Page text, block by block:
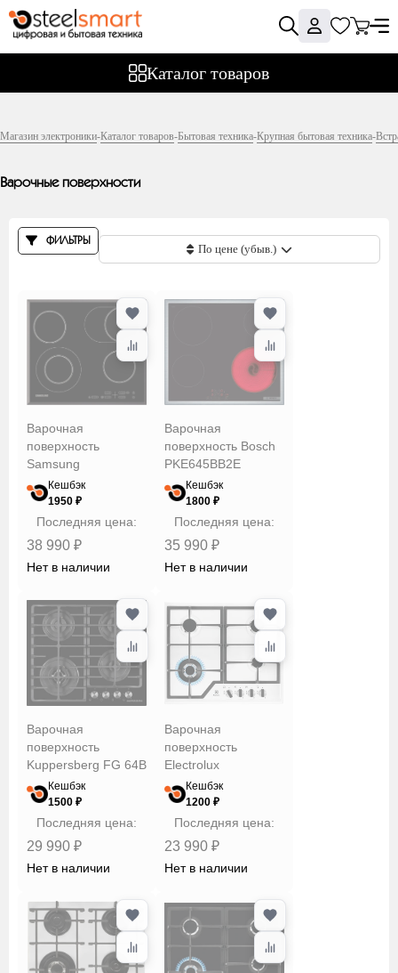
Каталог товаров
Магазин электроники-Каталог товаров-Бытовая техника-Крупная бытовая техника-
Варочные поверхности
ФИЛЬТРЫ
Фильтры
DeLonghi
Electrolux
Evelux
Hansa
Kuppersberg
Samsung
Weissgauff
Материал
управления
Сбросить Применить
По цене (убыв.)
Варочная
поверхность
Samsung
NZ64T3516QK
Кешбэк
1950 ₽
Последняя цена:
38 990 ₽
Нет в наличии
Варочная
поверхность Bosch
PKE645BB2E
Кешбэк
1800 ₽
Последняя цена:
35 990 ₽
Нет в наличии
Варочная
поверхность
Kuppersberg FG 64B
Кешбэк
1500 ₽
Последняя цена:
29 990 ₽
Нет в наличии
Варочная
поверхность
Electrolux
GPE363MW
Кешбэк
1200 ₽
Последняя цена:
23 990 ₽
Нет в наличии